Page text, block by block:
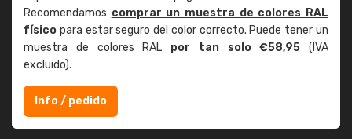
Recomendamos comprar un muestra de colores RAL
físico para estar seguro del color correcto. Puede tener un
muestra de colores RAL por tan solo €58,95 (IVA
excluido).
Info / pedido